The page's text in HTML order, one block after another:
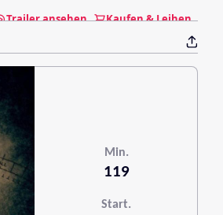
Trailer ansehen Kaufen & Leihen
Min.
119
Start.